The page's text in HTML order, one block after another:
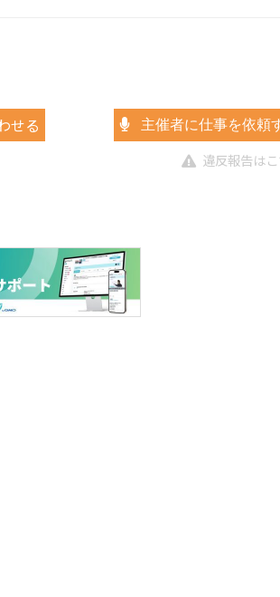
せる 主催者に仕事を依頼
違反報告は